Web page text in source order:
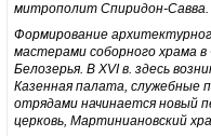
митрополит Спиридон-
Формирование
мастерами соборного храма
Белозерья. В XVI в. здесь
Казенная палата, служебные
отрядами начинается новый
церковь, Мартиниановский